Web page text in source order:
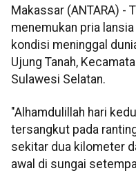
Makassar (ANTARA) -
menemukan pria
kondisi meninggal
Ujung Tanah,
Sulawesi Selatan.
"Alhamdulillah hari
tersangkut pada
sekitar dua kilometer
awal di sungai